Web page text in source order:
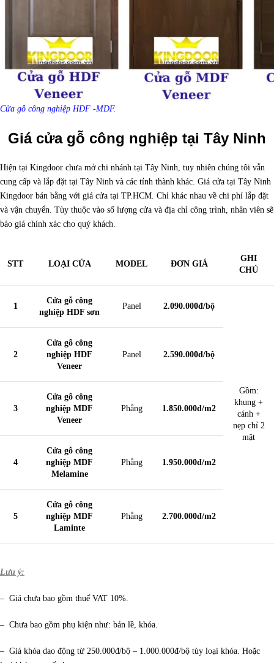
Cửa gỗ công nghiệp HDF -MDF.
Giá cửa gỗ công nghiệp tại Tây Ninh
Hiện tại Kingdoor chưa mở chi nhánh tại Tây Ninh, tuy nhiên chúng tôi vẫn
cung cấp và lắp đặt tại Tây Ninh và các tỉnh thành khác. Giá cửa tại Tây Ninh
Kingdoor bán bằng với giá cửa tại TP.HCM. Chỉ khác nhau về chi phí lắp đặt
và vận chuyển. Tùy thuộc vào số lượng cửa và địa chỉ công trình, nhân viên sẽ
báo giá chính xác cho quý khách.
STT LOẠI CỬA MODEL ĐƠN GIÁ
GHI
CHÚ
1
Cửa gỗ công
nghiệp HDF sơn
Panel 2.090.000đ/bộ
Gồm:
khung +
cánh +
nẹp chỉ 2
mặt
2
Cửa gỗ công
nghiệp HDF
Veneer
Panel 2.590.000đ/bộ
3
Cửa gỗ công
nghiệp MDF
Veneer
Phẳng 1.850.000đ/m2
4
Cửa gỗ công
nghiệp MDF
Melamine
Phẳng 1.950.000đ/m2
5
Cửa gỗ công
nghiệp MDF
Laminte
Phẳng 2.700.000đ/m2
Lưu ý:
– Giá chưa bao gồm thuế VAT 10%.
– Chưa bao gồm phụ kiện như: bản lề, khóa.
– Giá khóa dao động từ 250.000đ/bộ – 1.000.000đ/bộ tùy loại khóa. Hoặc